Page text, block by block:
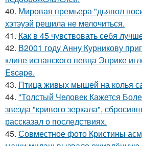
40. Мировая премьера "дьявол
хэтэуэй решила не мелочиться.
41. Как в 45 чувствовать себя
42. В2001 году Анну Курникову
клипе испанского певца Энрике
Escape.
43. Птица живых мышей на колья
44. "Толстый Человек Кажется
звезда "кривого зеркала",
рассказал о последствиях.
45. Совместное фото Кристины